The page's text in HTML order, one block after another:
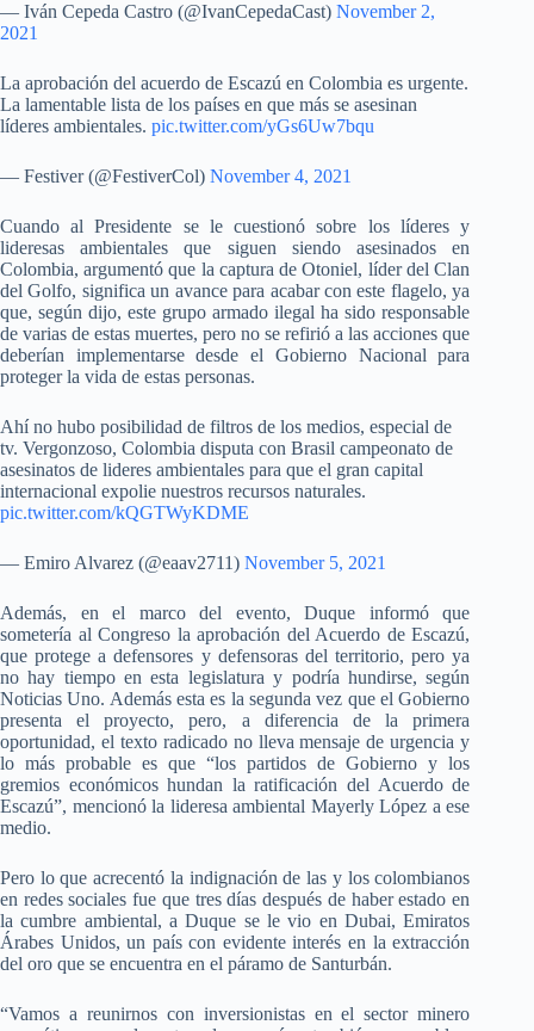
— Iván Cepeda Castro (@IvanCepedaCast) November 2,
2021
La aprobación del acuerdo de Escazú en Colombia es urgente.
La lamentable lista de los países en que más se asesinan
líderes ambientales. pic.twitter.com/yGs6Uw7bqu
— Festiver (@FestiverCol) November 4, 2021
Cuando al Presidente se le cuestionó sobre los líderes y
lideresas ambientales que siguen siendo asesinados en
Colombia, argumentó que la captura de Otoniel, líder del Clan
del Golfo, significa un avance para acabar con este flagelo, ya
que, según dijo, este grupo armado ilegal ha sido responsable
de varias de estas muertes, pero no se refirió a las acciones que
deberían implementarse desde el Gobierno Nacional para
proteger la vida de estas personas.
Ahí no hubo posibilidad de filtros de los medios, especial de
tv. Vergonzoso, Colombia disputa con Brasil campeonato de
asesinatos de lideres ambientales para que el gran capital
internacional expolie nuestros recursos naturales.
pic.twitter.com/kQGTWyKDME
— Emiro Alvarez (@eaav2711) November 5, 2021
Además, en el marco del evento, Duque informó que
sometería al Congreso la aprobación del Acuerdo de Escazú,
que protege a defensores y defensoras del territorio, pero ya
no hay tiempo en esta legislatura y podría hundirse, según
Noticias Uno. Además esta es la segunda vez que el Gobierno
presenta el proyecto, pero, a diferencia de la primera
oportunidad, el texto radicado no lleva mensaje de urgencia y
lo más probable es que “los partidos de Gobierno y los
gremios económicos hundan la ratificación del Acuerdo de
Escazú”, mencionó la lideresa ambiental Mayerly López a ese
medio.
Pero lo que acrecentó la indignación de las y los colombianos
en redes sociales fue que tres días después de haber estado en
la cumbre ambiental, a Duque se le vio en Dubai, Emiratos
Árabes Unidos, un país con evidente interés en la extracción
del oro que se encuentra en el páramo de Santurbán.
“Vamos a reunirnos con inversionistas en el sector minero